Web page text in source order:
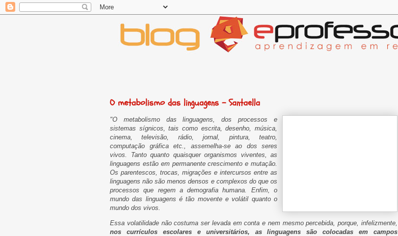
O metabolismo das linguagens - Santaella
"O metabolismo das linguagens, dos processos e
sistemas sígnicos, tais como escrita, desenho, música,
cinema, televisão, rádio, jornal, pintura, teatro,
computação gráfica etc., assemelha-se ao dos seres
vivos. Tanto quanto quaisquer organismos viventes, as
linguagens estão em permanente crescimento e mutação.
Os parentescos, trocas, migrações e intercursos entre as
linguagens não são menos densos e complexos do que os
processos que regem a demografia humana. Enfim, o
mundo das linguagens é tão movente e volátil quanto o
mundo dos vivos.
Essa volatilidade não costuma ser levada em conta e nem mesmo percebida, porque, infelizmente,
nos currículos escolares e universitários,
as linguagens são colocadas em campos